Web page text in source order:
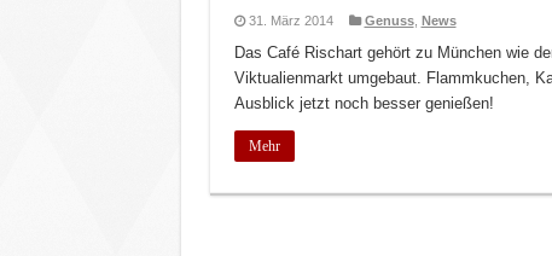
31. März 2014 Genuss, News
Das Café Rischart gehört zu München wie
Viktualienmarkt umgebaut. Flammkuchen,
Ausblick jetzt noch besser genießen!
Mehr